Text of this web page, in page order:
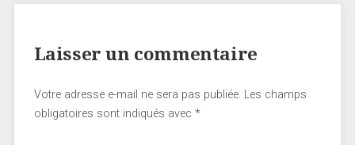
Laisser un commentaire
Votre adresse e-mail ne sera pas publiée. Les champs
obligatoires sont indiqués avec *